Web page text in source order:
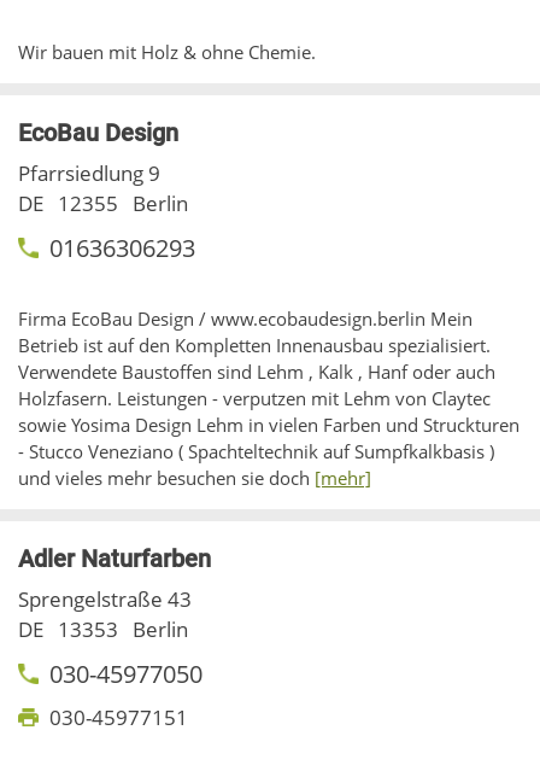
Wir bauen mit Holz & ohne Chemie.
EcoBau Design
Pfarrsiedlung 9
DE 12355 Berlin
01636306293
Firma EcoBau Design / www.ecobaudesign.berlin Mein
Betrieb ist auf den Kompletten Innenausbau spezialisiert.
Verwendete Baustoffen sind Lehm , Kalk , Hanf oder auch
Holzfasern. Leistungen - verputzen mit Lehm von Claytec
sowie Yosima Design Lehm in vielen Farben und Struckturen
- Stucco Veneziano ( Spachteltechnik auf Sumpfkalkbasis )
und vieles mehr besuchen sie doch [mehr]
Adler Naturfarben
Sprengelstraße 43
DE 13353 Berlin
030-45977050
030-45977151